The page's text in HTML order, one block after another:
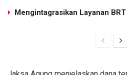
Mengintagrasikan Layanan